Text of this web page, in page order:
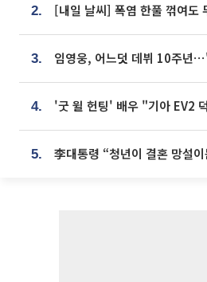
2.
3.
4.
5.